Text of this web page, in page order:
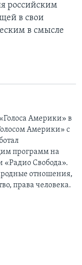
российским
в свои
в смысле
Америки» в
Америки» с
программ на
«Радио Свобода».
отношения,
права человека.